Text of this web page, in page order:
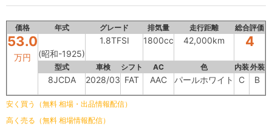
価格 年式 グレード 排気量 走行距離 総合評価
53.0
万円 (昭和-1925)
1.8TFSI 1800cc 42,000km 4
型式 車検 シフト AC 色 内装外装
8JCDA 2028/03 FAT AAC パールホワイト C B
安く買う（無料 相場・出品情報配信）
高く売る（無料 相場情報配信）